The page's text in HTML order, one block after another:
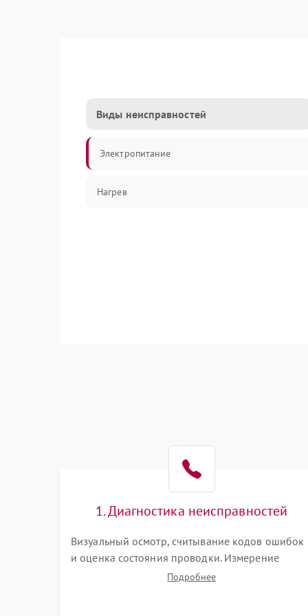
Виды неисправностей
Электропитание
Нагрев
1. Диагностика неисправностей
Визуальный осмотр, считывание кодов ошибок
и оценка состояния проводки. Измерение
напряжения на клеммной колодке. Анализ
Подробнее